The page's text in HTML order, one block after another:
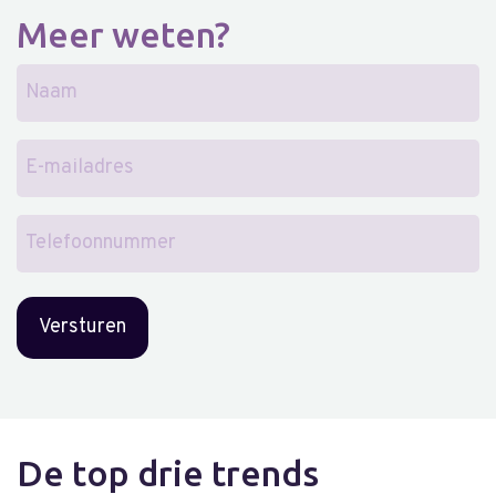
Meer weten?
Naam
E-
Telefoonnummer
De top drie trends